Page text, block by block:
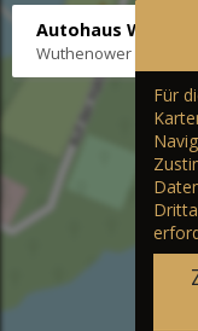
Autohaus
Wuthenower Str. 12b,
Für